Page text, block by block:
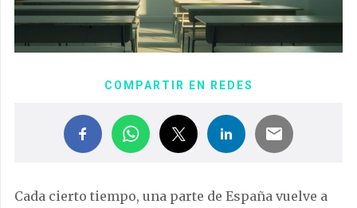
COMPARTIR EN REDES
Cada cierto tiempo, una parte de España vuelve a